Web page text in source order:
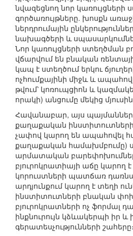
նվազեցնող նոր կառույցների
գործառույթները. խոսքն
ներդրումային
նախագծերի և
Նոր կառույցների ստեղծման
վճարվում են բնական
կապ է ստեղծում երկու
ոչհումքայինի միջև և
թվում՝ կոռուպցիոն և
որակի) անցումը մեկից
Հավանաբար, այս
քաղաքական ինստիտուտների
չափով կարող են ապահովել
քաղաքական համախմբումը)
արմատական
բյուրոկրատիայի աճը կարող
կորուստների պատճառ
արդյունքում կարող է տեղի
ինստիտուտների բնական
բյուրոկրատների ոչ ֆորմալ
ինքնուրույն կձևակերպի իր
գերատեսչությունների շահերը։